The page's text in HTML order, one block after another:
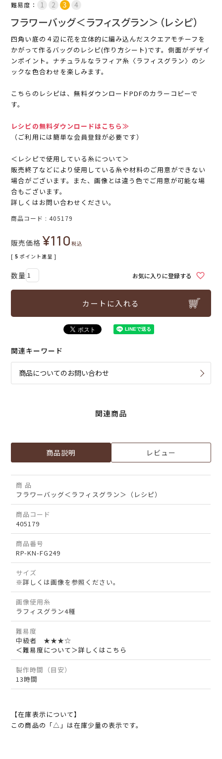
難易度：
フラワーバッグ＜ラフィスグラン＞（レシピ）
四角い底の４辺に花を立体的に編み込んだスクエアモチーフを
かがって作るバッグのレシピ(作り方シート)です。側面がデザイ
ンポイント。ナチュラルなラフィア糸〈ラフィスグラン〉のシ
ックな色合わせを楽しみます。
こちらのレシピは、無料ダウンロードPDFのカラーコピーで
す。
レシピの無料ダウンロードはこちら≫
（ご利用には簡単な会員登録が必要です）
＜レシピで使用している糸について＞
販売終了などにより使用している糸や材料のご用意ができない
場合がございます。また、画像とは違う色でご用意が可能な場
合もございます。
詳しくはお問い合わせください。
商品コード 405179
販売価格 ¥110税込
[ 5 ポイント進呈 ]
お気に入りに登録する
カートに入れる
関連キーワード
商品についてのお問い合わせ
関連商品
商品説明 レビュー
商 品
フラワーバッグ＜ラフィスグラン＞（レシピ）
商品コード
405179
商品番号
RP-KN-FG249
サイズ
※詳しくは画像を参照ください。
画像使用糸
ラフィスグラン4種
難易度
中級者 ★★★☆
＜難易度について＞詳しくはこちら
製作時間（目安）
13時間
【在庫表示について】
この商品の「△」は在庫少量の表示です。